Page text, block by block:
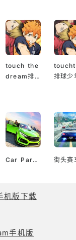
touch the
dream排
排球少
Car Parking汽车停车处 街头赛
机版下载
手机版